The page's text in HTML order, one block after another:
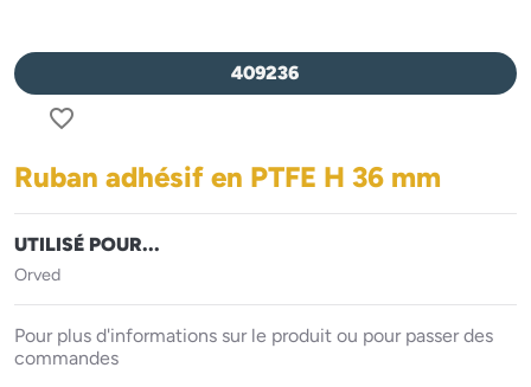
409236
favorite_border
Ruban adhésif en PTFE H 36 mm
UTILISÉ POUR...
Orved
Pour plus d'informations sur le produit ou pour passer des
commandes